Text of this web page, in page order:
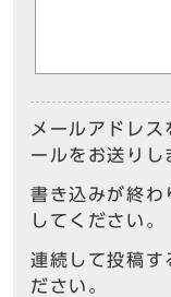
メールアドレ
ールをお送りし
書き込みが終わ
してください。
連続して投稿す
ださい。